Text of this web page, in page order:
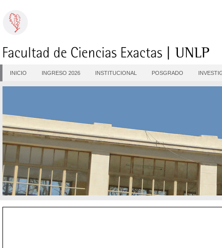
INICIO INGRESO 2026 INSTITUCIONAL POSGRADO